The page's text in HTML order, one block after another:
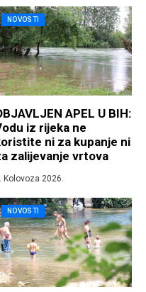
NOVOSTI
APEL U BIH:
iz rijeka ne
ni za kupanje ni
zalijevanje vrtova
Kolovoza 2026.
NOVOSTI